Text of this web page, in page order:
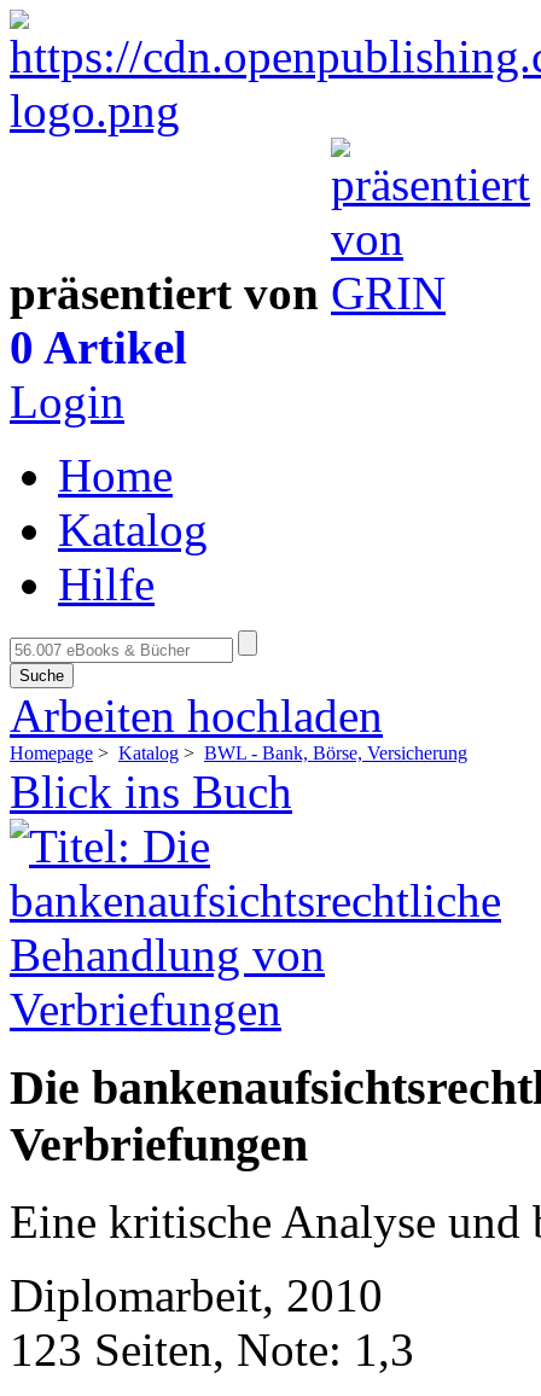
präsentiert von
0 Artikel
Login
Home
Katalog
Hilfe
Suche
Arbeiten hochladen
Homepage > Katalog > BWL - Bank, Börse, Versicherung
Blick ins Buch
Die
Verbriefungen
Eine kritische Analyse
Diplomarbeit, 2010
123 Seiten, Note: 1,3